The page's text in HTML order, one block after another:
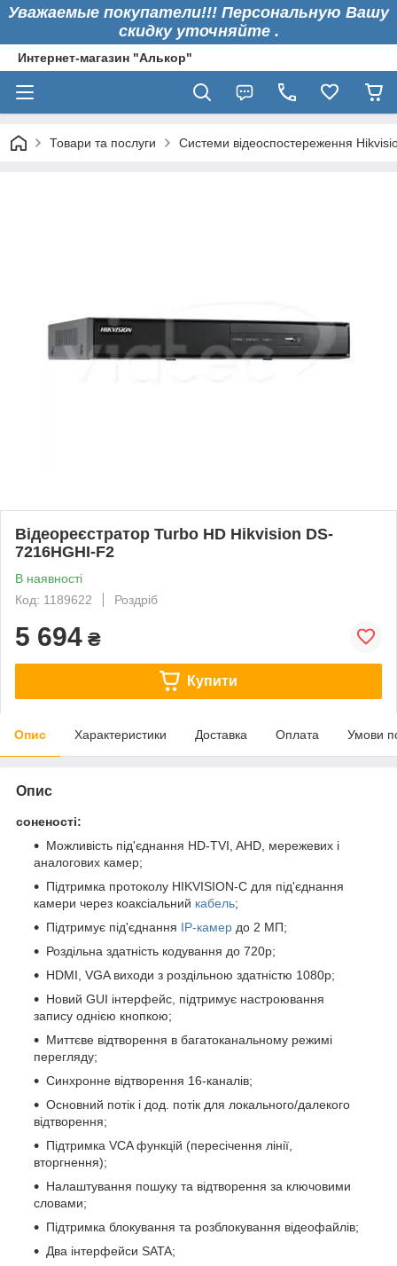
Уважаемые покупатели!!! Персональную Вашу
скидку уточняйте .
Интернет-магазин "Алькор"
Товари та послуги Системи відеоспостереження
Відеореєстратор Turbo HD Hikvision DS-
7216HGHI-F2
В наявності
Код: 1189622
Роздріб
5 694 ₴
Купити
Опис Характеристики Доставка Оплата Умови
Опис
соненості:
Можливість під'єднання HD-TVI, AHD, мережевих і
аналогових камер;
Підтримка протоколу HIKVISION-C для під'єднання
камери через коаксіальний кабель;
Підтримує під'єднання IP-камер до 2 МП;
Роздільна здатність кодування до 720p;
HDMI, VGA виходи з роздільною здатністю 1080р;
Новий GUI інтерфейс, підтримує настроювання
запису однією кнопкою;
Миттєве відтворення в багатоканальному режимі
перегляду;
Синхронне відтворення 16-каналів;
Основний потік і дод. потік для локального/далекого
відтворення;
Підтримка VCA функцій (пересічення лінії,
вторгнення);
Налаштування пошуку та відтворення за ключовими
словами;
Підтримка блокування та розблокування відеофайлів;
Два інтерфейси SATA;